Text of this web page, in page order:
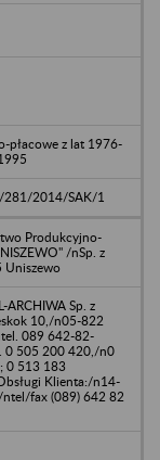
płacowe z lat 1976-
2014/SAK/1
Produkcyjno-
/nSp. z
ARCHIWA Sp. z
10,/n05-822
089 642-82-
0 505 200 420,/n0
0 513 183
Klienta:/n14-
fax (089) 642 82